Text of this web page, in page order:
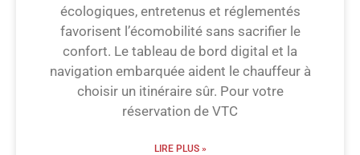
écologiques, entretenus et réglementés
favorisent l’écomobilité sans sacrifier le
confort. Le tableau de bord digital et la
navigation embarquée aident le chauffeur à
choisir un itinéraire sûr. Pour votre
réservation de VTC
LIRE PLUS »